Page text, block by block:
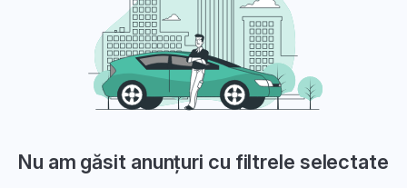
Nu am găsit anunțuri cu filtrele selectate